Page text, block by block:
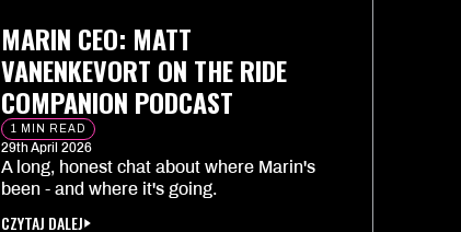
MARIN CEO: MATT
VANENKEVORT ON THE RIDE
COMPANION PODCAST
1 MIN READ
29th April 2026
A long, honest chat about where Marin's
been - and where it's going.
CZYTAJ DALEJ